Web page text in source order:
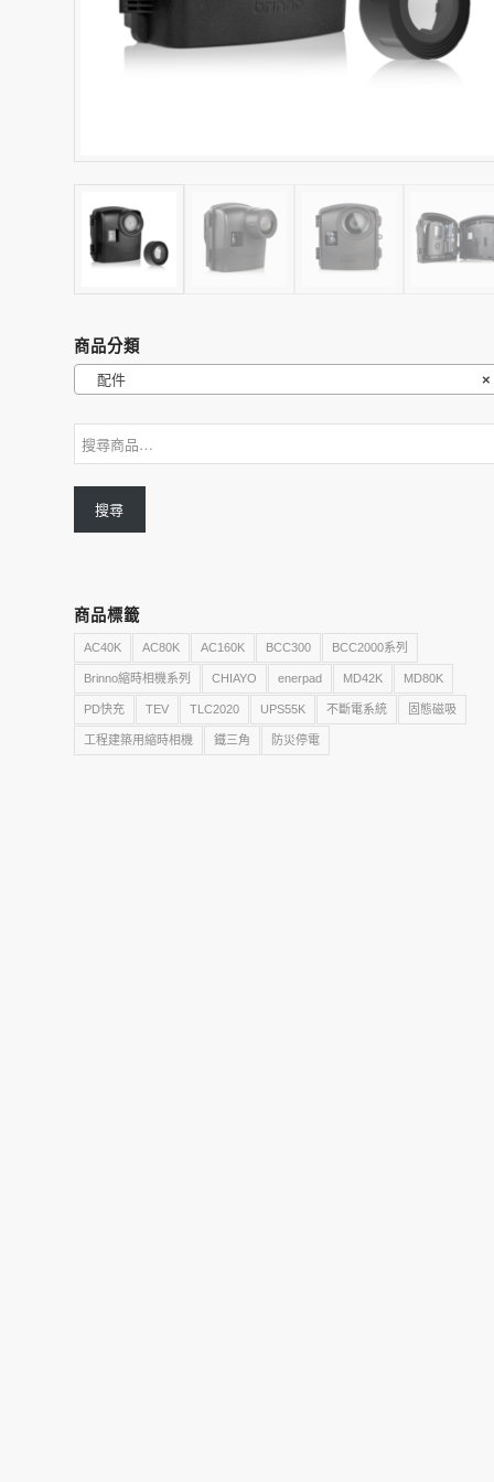
商品分類
×
配件
搜尋
商品標籤
AC40K AC80K AC160K BCC300 BCC2000系列
Brinno縮時相機系列 CHIAYO enerpad MD42K MD80K
PD快充 TEV TLC2020 UPS55K 不斷電系統 固態磁吸
工程建築用縮時相機 鐵三角 防災停電